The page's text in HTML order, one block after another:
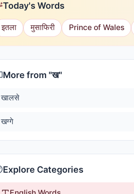
Today's Words
इतला मुसाफिरी Prince of Wales
More from "ख"
खालसे
खग्गे
Explore Categories